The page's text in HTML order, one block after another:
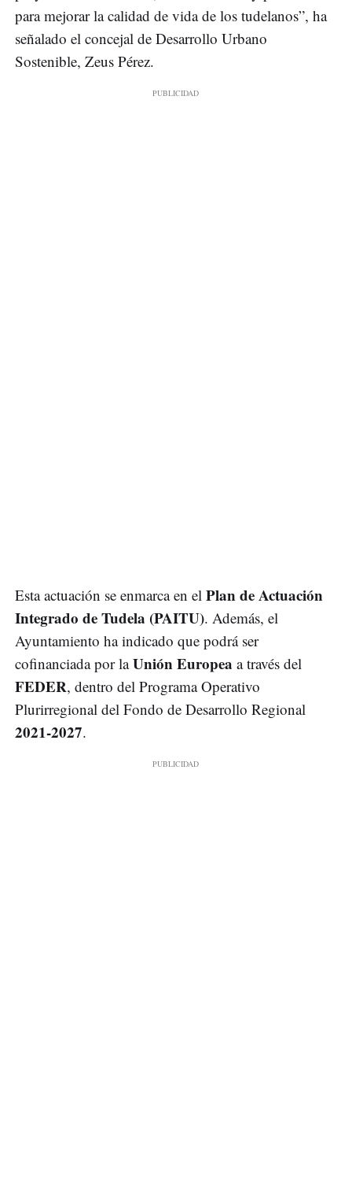
para mejorar la calidad de vida de los tudelanos”, ha
señalado el concejal de Desarrollo Urbano
Sostenible, Zeus Pérez.
Esta actuación se enmarca en el Plan de Actuación
Integrado de Tudela (PAITU). Además, el
Ayuntamiento ha indicado que podrá ser
cofinanciada por laUnión Europea a través del
FEDER, dentro del Programa Operativo
Plurirregional del Fondo de Desarrollo Regional
2021-2027.